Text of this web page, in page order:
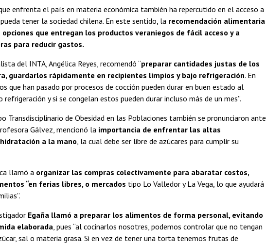
enfrenta el país en materia económica también ha repercutido en el acceso a
tener la sociedad chilena. En este sentido, la recomendación alimentaria
que entregan los productos veraniegos de fácil acceso y a
para reducir gastos.
del INTA, Angélica Reyes, recomendó “preparar cantidades justas de los
guardarlos rápidamente en recipientes limpios y bajo refrigeración. En
que han pasado por procesos de cocción pueden durar en buen estado al
y si se congelan estos pueden durar incluso más de un mes”.
Transdisciplinario de Obesidad en las Poblaciones también se pronunciaron ante
Gálvez, mencionó la importancia de enfrentar las altas
a la mano , la cual debe ser libre de azúcares para cumplir su
llamó a organizar las compras colectivamente para abaratar costos,
“en ferias libres, o mercados tipo Lo Valledor y La Vega, lo que ayudará
Egaña llamó a preparar los alimentos de forma personal, evitando
elaborada , pues “al cocinarlos nosotres, podemos controlar que no tengan
sal o materia grasa. Si en vez de tener una torta tenemos frutas de